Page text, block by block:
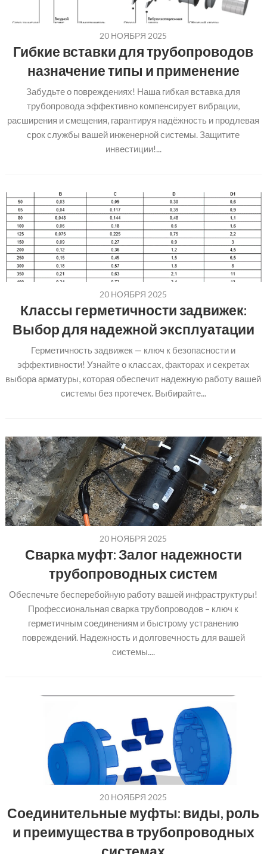
20 НОЯБРЯ 2025
Гибкие вставки для трубопроводов
назначение типы и применение
Забудьте о повреждениях! Наша гибкая вставка для
трубопровода эффективно компенсирует вибрации,
расширения и смещения, гарантируя надёжность и продлевая
срок службы вашей инженерной системы. Защитите
инвестиции!...
20 НОЯБРЯ 2025
Классы герметичности задвижек:
Выбор для надежной эксплуатации
Герметичность задвижек — ключ к безопасности и
эффективности! Узнайте о классах, факторах и секретах
выбора арматуры, которая обеспечит надежную работу вашей
системы без протечек. Выбирайте...
20 НОЯБРЯ 2025
Сварка муфт: Залог надежности
трубопроводных систем
Обеспечьте бесперебойную работу вашей инфраструктуры!
Профессиональная сварка трубопроводов – ключ к
герметичным соединениям и быстрому устранению
повреждений. Надежность и долговечность для вашей
системы....
20 НОЯБРЯ 2025
Соединительные муфты: виды, роль
и преимущества в трубопроводных